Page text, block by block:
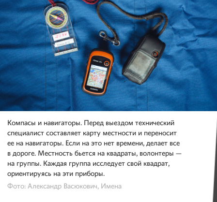
Компасы и навигаторы. Перед выездом технический
специалист составляет карту местности и переносит
ее на навигаторы. Если на это нет времени, делает все
в дороге. Местность бьется на квадраты, волонтеры —
на группы. Каждая группа исследует свой квадрат,
ориентируясь на эти приборы.
Фото: Александр Васюкович, Имена